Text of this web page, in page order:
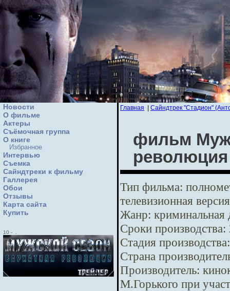
Новости
О фильме
Актеры
Съёмочная группа
О книге
Избранное
Интервью
Cъемка
Сайндтреки к фильму
Галлерея
Обои
Отзывы
Карта сайта
Купить
10 -
Главная Сайндтрек "Стадион"
фильм
революция
Тип фильма:
телевизионная
Жанр: криминальная
Сроки производства:
Стадия производства:
Страна
Производитель:
М.Горького при